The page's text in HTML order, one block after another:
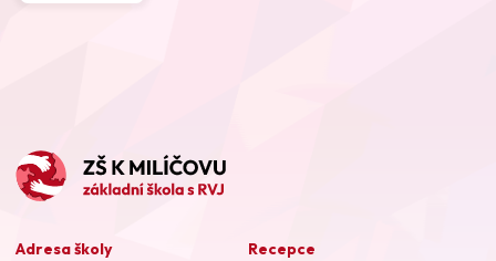
Adresa školy Recepce